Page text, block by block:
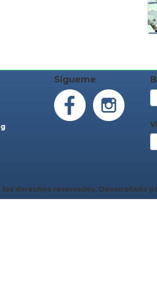
Sígueme
derechos reservados. Desarrollado